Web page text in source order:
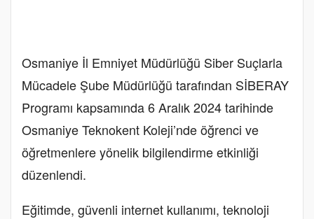
Osmaniye İl Emniyet Müdürlüğü Siber Suçlarla
Mücadele Şube Müdürlüğü tarafından SİBERAY
Programı kapsamında 6 Aralık 2024 tarihinde
Osmaniye Teknokent Koleji’nde öğrenci ve
öğretmenlere yönelik bilgilendirme etkinliği
düzenlendi.
Eğitimde, güvenli internet kullanımı, teknoloji